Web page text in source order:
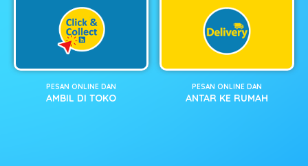
PESAN ONLINE DAN
AMBIL DI TOKO
PESAN ONLINE DAN
ANTAR KE RUMAH